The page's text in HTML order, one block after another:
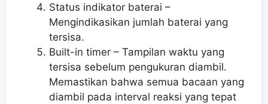
Status indikator baterai –
Mengindikasikan jumlah baterai yang
tersisa.
Built-in timer – Tampilan waktu yang
tersisa sebelum pengukuran diambil.
Memastikan bahwa semua bacaan yang
diambil pada interval reaksi yang tepat